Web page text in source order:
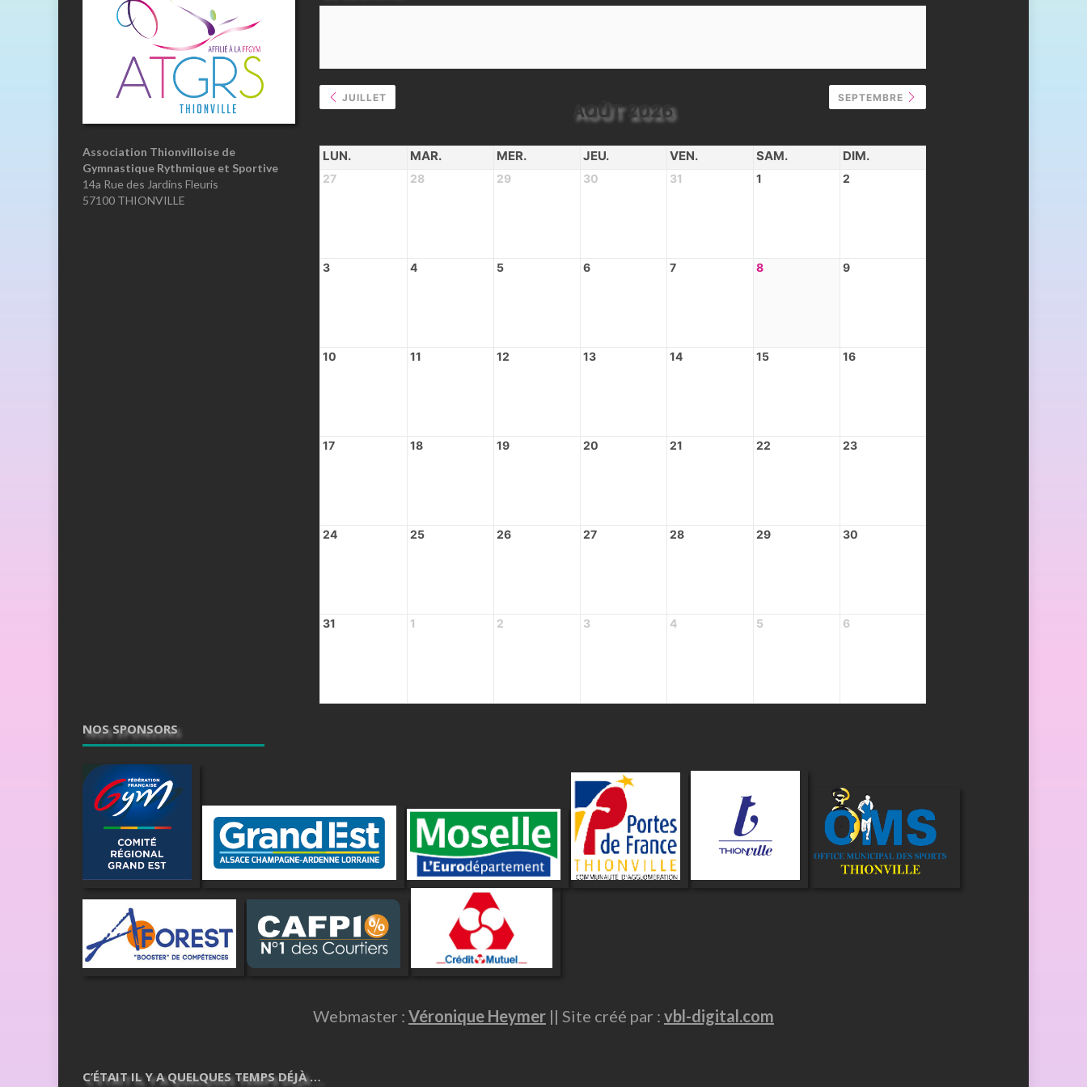
Association Thionvilloise de
Gymnastique Rythmique et Sportive
14a Rue des Jardins Fleuris
57100 THIONVILLE
JUILLET
AOÛT 2026
SEPTEMBRE
LUN. MAR. MER. JEU. VEN. SAM. DIM.
27 28 29 30 31 1 2
3 4 5 6 7 8 9
10 11 12 13 14 15 16
17 18 19 20 21 22 23
24 25 26 27 28 29 30
31 1 2 3 4 5 6
NOS SPONSORS
Webmaster : Véronique Heymer || Site créé par : vbl-digital.com
C’ÉTAIT IL Y A QUELQUES TEMPS DÉJÀ …